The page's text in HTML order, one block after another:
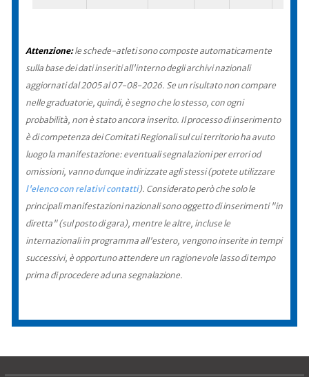
Attenzione:le schede-atleti sono composte automaticamente
sulla base dei dati inseriti all'interno degli archivi nazionali
aggiornati dal 2005 al 07-08-2026. Se un risultato non compare
nelle graduatorie, quindi, è segno che lo stesso, con ogni
probabilità, non è stato ancora inserito. Il processo di inserimento
è di competenza dei Comitati Regionali sul cui territorio ha avuto
luogo la manifestazione: eventuali segnalazioni per errori od
omissioni, vanno dunque indirizzate agli stessi (potete utilizzare
l'elenco con relativi contatti). Considerato però che solo le
principali manifestazioni nazionali sono oggetto di inserimenti "in
diretta" (sul posto di gara), mentre le altre, incluse le
internazionali in programma all'estero, vengono inserite in tempi
successivi, è opportuno attendere un ragionevole lasso di tempo
prima di procedere ad una segnalazione.